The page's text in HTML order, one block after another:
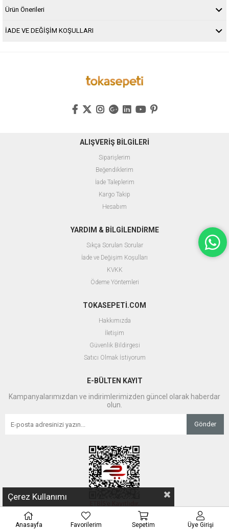
Ürün Önerileri
İADE VE DEĞİŞİM KOŞULLARI
ALIŞVERİŞ BİLGİLERİ
Siparişlerim
Beğendiklerim
İade Taleplerim
Kargo Takip
Hesabım
YARDIM & BİLGİLENDİRME
Sıkça Sorulan Sorular
İade ve Değişim Koşulları
KVKK
Ödeme Yöntemleri
TOKASEPETİ.COM
Hakkımızda
İletişim
Güvenlik Bildirgesi
Satıcı Olmak İstiyorum
E-BÜLTEN KAYIT
Kampanyalarımızdan ve indirimlerimizden güncel olarak haberdar
olun.
Gönder
Çerez Kullanımı
Anasayfa Favorilerim Sepetim Üye Girişi